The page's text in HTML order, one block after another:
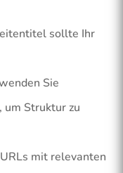
sollte Ihr
Sie
um Struktur zu
mit relevanten